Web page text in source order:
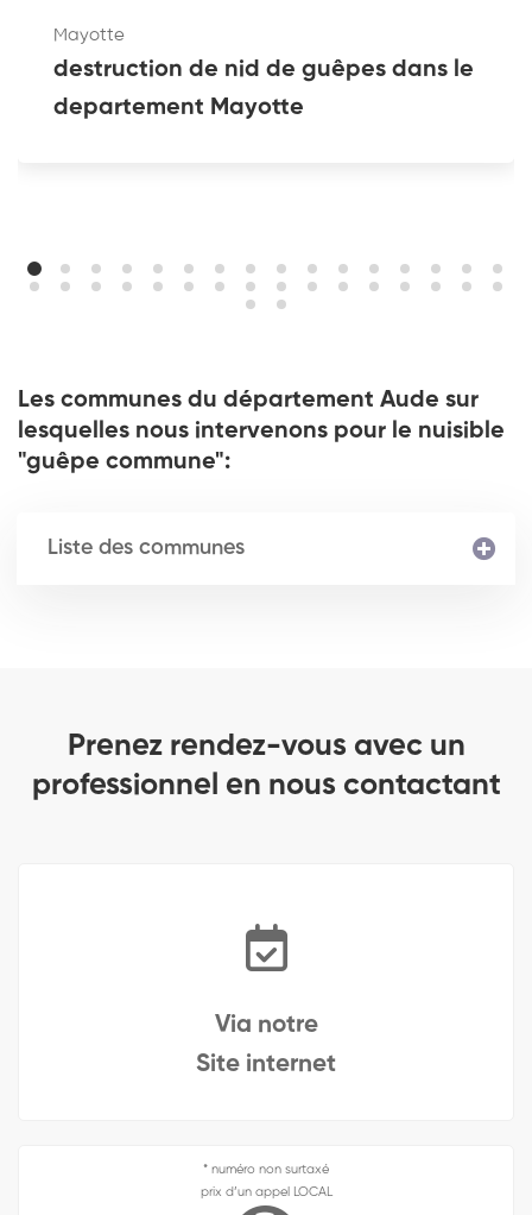
Mayotte
destruction de nid de guêpes dans le
departement Mayotte
Les communes du département Aude sur
lesquelles nous intervenons pour le nuisible
"guêpe commune":
Liste des communes
Prenez rendez-vous avec un
professionnel en nous contactant
Via notre
Site internet
* numéro non surtaxé
prix d’un appel LOCAL